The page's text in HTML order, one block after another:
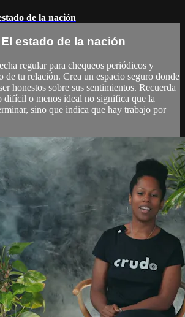
de la nación
estado de la nación
regular para chequeos periódicos y
de tu relación. Crea un espacio seguro donde
honestos sobre sus sentimientos. Recuerda
difícil o menos ideal no significa que la
sino que indica que hay trabajo por